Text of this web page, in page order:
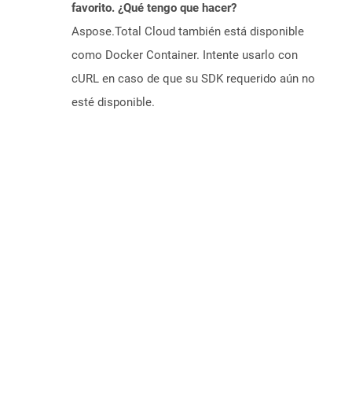
favorito. ¿Qué tengo que hacer?
Aspose.Total Cloud también está disponible
como Docker Container. Intente usarlo con
cURL en caso de que su SDK requerido aún no
esté disponible.